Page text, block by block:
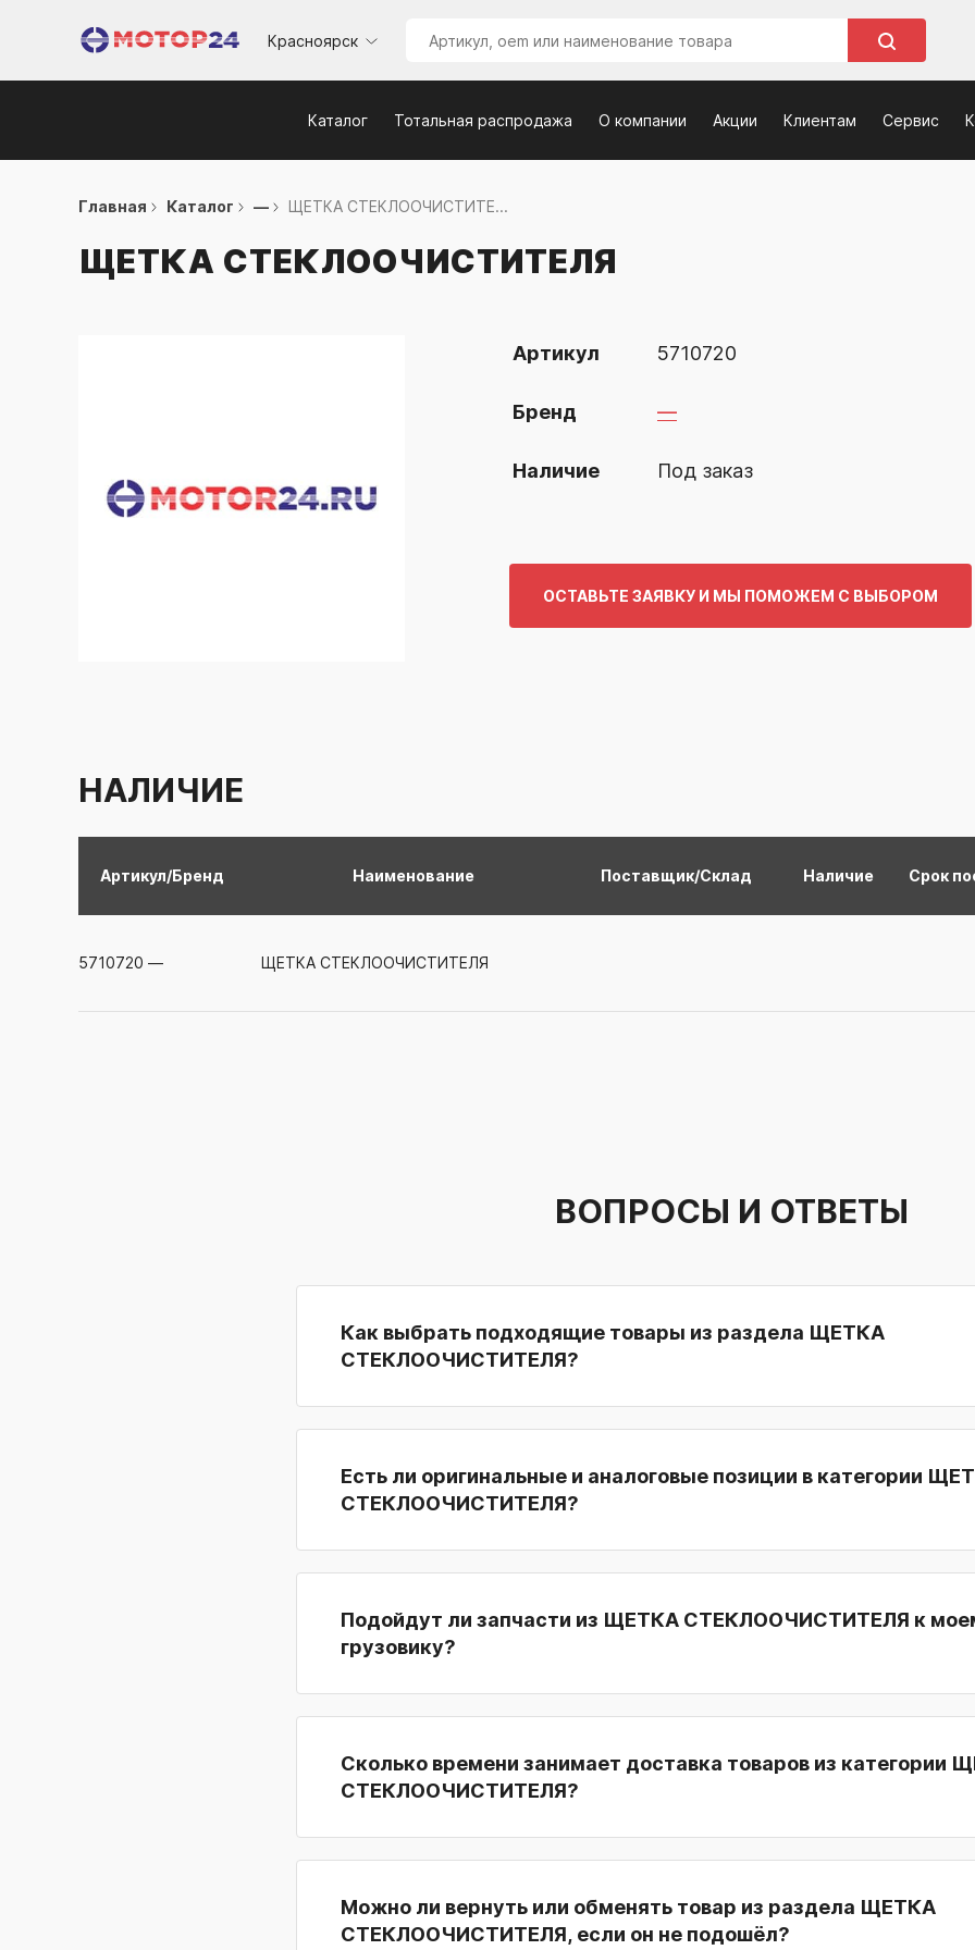
Красноярск
Каталог Тотальная распродажа О компании Акции Клиентам Сервис
Главная Каталог — ЩЕТКА СТЕКЛООЧИСТИТЕ...
ЩЕТКА СТЕКЛООЧИСТИТЕЛЯ
Артикул 5710720
Бренд —
Наличие Под заказ
ОСТАВЬТЕ ЗАЯВКУ И МЫ ПОМОЖЕМ С ВЫБОРОМ
НАЛИЧИЕ
Артикул/Бренд Наименование Поставщик/Склад Наличие Срок
5710720 — ЩЕТКА СТЕКЛООЧИСТИТЕЛЯ
ВОПРОСЫ И ОТВЕТЫ
Как выбрать подходящие товары из раздела ЩЕТКА
СТЕКЛООЧИСТИТЕЛЯ?
Есть ли оригинальные и аналоговые позиции в категории
СТЕКЛООЧИСТИТЕЛЯ?
Подойдут ли запчасти из ЩЕТКА СТЕКЛООЧИСТИТЕЛЯ к
грузовику?
Сколько времени занимает доставка товаров из категории
СТЕКЛООЧИСТИТЕЛЯ?
Можно ли вернуть или обменять товар из раздела ЩЕТКА
СТЕКЛООЧИСТИТЕЛЯ, если он не подошёл?